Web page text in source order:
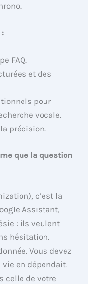
:
FAQ.
et des
pour
vocale.
précision.
que la question
c’est la
Assistant,
: ils veulent
hésitation.
Vous devez
vie en dépendait.
celle de votre